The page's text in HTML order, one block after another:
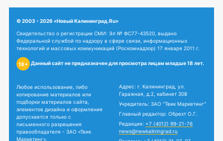
© 2003 - 2026 «Новый Калининград.Ru»
Свидетельство о регистрации СМИ: Эл № ФС77-43520, выдано
Федеральной службой по надзору в сфере связи, информационных
технологий и массовых коммуникаций (Роскомнадзор) 17 января 2011 г.
18+ Данный сайт не предназначен для просмотра лицам младше 18 лет.
Любое использование, либо
копирование материалов или
подборки материалов сайта,
элементов дизайна и оформления
допускается только с
письменного разрешения
правообладателя - ЗАО «Твик
Маркетинг».
Адрес: г. Калининград, ул.
Гаражная, д.2, кабинет 308
Учредитель: ЗАО "Твик Маркетинг"
Главный редактор: Обрехт О.Г.
Редакция: +7 (4012) 99-21-76
news@newkaliningrad.ru